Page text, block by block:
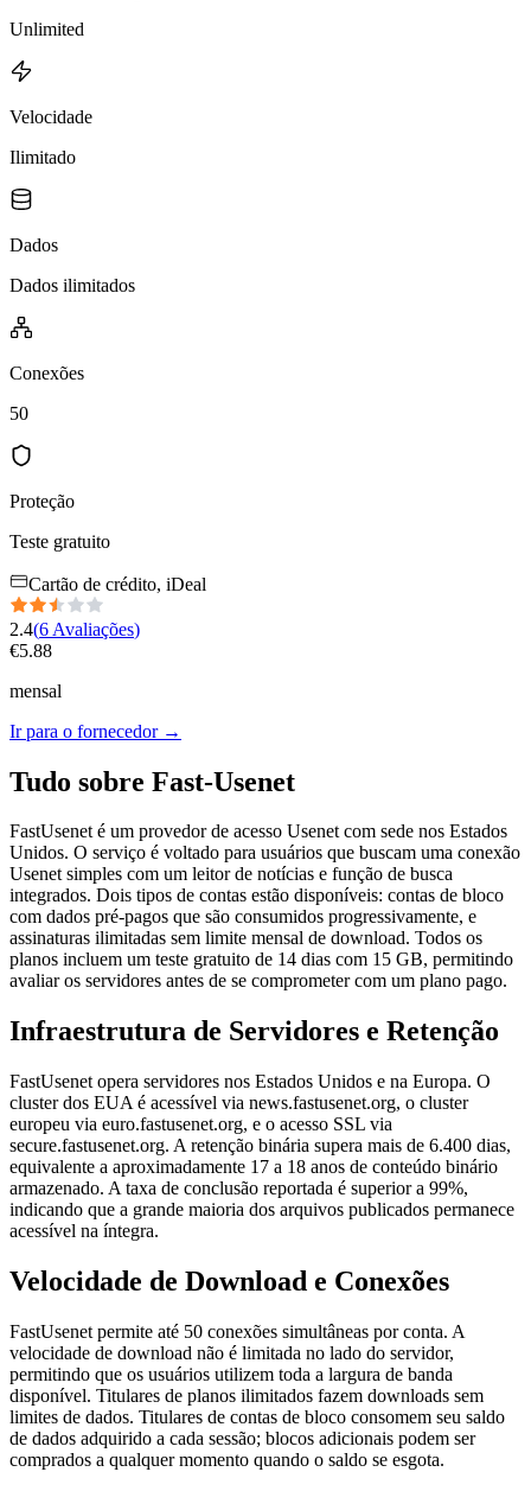
Unlimited
Velocidade
Ilimitado
Dados
Dados ilimitados
Conexões
50
Proteção
Teste gratuito
Cartão de crédito, iDeal
2.4(6 Avaliações)
€5.88
mensal
Ir para o fornecedor→
Tudo sobre Fast-Usenet
FastUsenet é um provedor de acesso Usenet com sede nos Estados
Unidos. O serviço é voltado para usuários que buscam uma conexão
Usenet simples com um leitor de notícias e função de busca
integrados. Dois tipos de contas estão disponíveis: contas de bloco
com dados pré-pagos que são consumidos progressivamente, e
assinaturas ilimitadas sem limite mensal de download. Todos os
planos incluem um teste gratuito de 14 dias com 15 GB, permitindo
avaliar os servidores antes de se comprometer com um plano pago.
Infraestrutura de Servidores e Retenção
FastUsenet opera servidores nos Estados Unidos e na Europa. O
cluster dos EUA é acessível via news.fastusenet.org, o cluster
europeu via euro.fastusenet.org, e o acesso SSL via
secure.fastusenet.org. A retenção binária supera mais de 6.400 dias,
equivalente a aproximadamente 17 a 18 anos de conteúdo binário
armazenado. A taxa de conclusão reportada é superior a 99%,
indicando que a grande maioria dos arquivos publicados permanece
acessível na íntegra.
Velocidade de Download e Conexões
FastUsenet permite até 50 conexões simultâneas por conta. A
velocidade de download não é limitada no lado do servidor,
permitindo que os usuários utilizem toda a largura de banda
disponível. Titulares de planos ilimitados fazem downloads sem
limites de dados. Titulares de contas de bloco consomem seu saldo
de dados adquirido a cada sessão; blocos adicionais podem ser
comprados a qualquer momento quando o saldo se esgota.